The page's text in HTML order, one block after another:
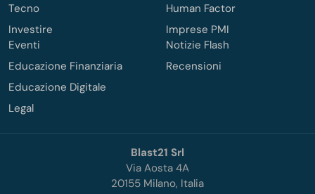
Tecno
Investire
Human Factor
Imprese PMI
Eventi
Educazione Finanziaria
Educazione Digitale
Legal
Notizie Flash
Recensioni
Blast21 Srl
Via Aosta 4A
20155 Milano, Italia